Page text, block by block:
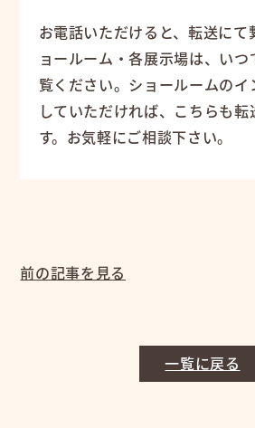
お電話いただけると、転送にて
ョールーム・各展示場は、い
覧ください。ショールームのイ
していただければ、こちらも転
す。お気軽にご相談下さい。
前の記事を見る
一覧に戻る